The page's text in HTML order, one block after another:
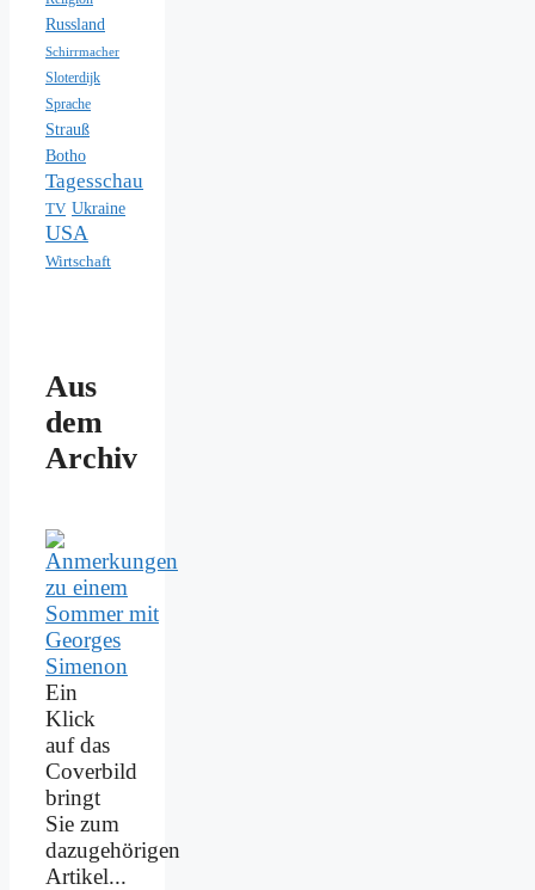
Russland
Schirrmacher
Sloterdijk
Sprache
Strauß
Botho
Tagesschau
TV Ukraine
USA
Wirtschaft
Aus
dem
Archiv
Ein
Klick
auf das
Coverbild
bringt
Sie zum
dazugehörigen
Artikel...